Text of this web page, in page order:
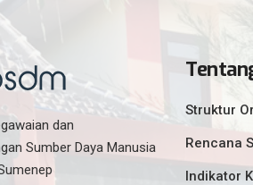
dan
Sumber Daya Manusia
Struktur
Rencana
Indikator